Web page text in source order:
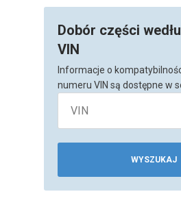
Dobór części
VIN
Informacje o
numeru VIN są dostępne w
WYSZUKAJ